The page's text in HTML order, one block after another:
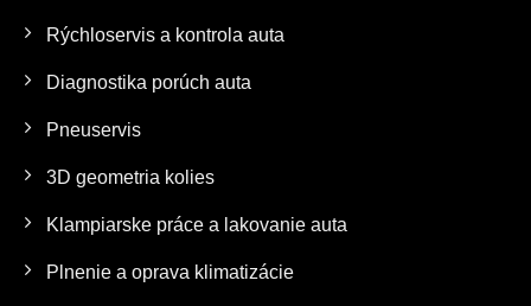
Rýchloservis a kontrola auta
Diagnostika porúch auta
Pneuservis
3D geometria kolies
Klampiarske práce a lakovanie auta
Plnenie a oprava klimatizácie